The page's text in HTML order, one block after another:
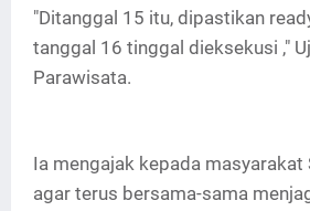
"Ditanggal 15 itu, dipastikan
tanggal 16 tinggal dieksekusi ,"
Parawisata.
Ia mengajak kepada masyarakat
agar terus bersama-sama